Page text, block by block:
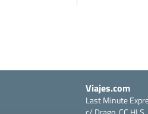
Viajes.com
Last Minute